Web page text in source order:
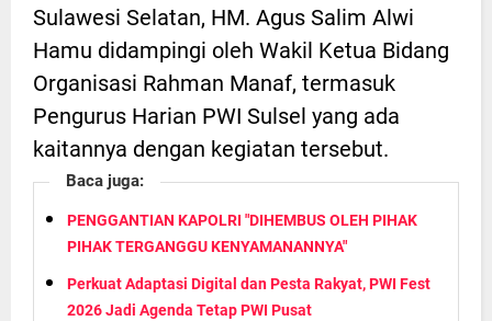
Sulawesi Selatan, HM. Agus Salim Alwi
Hamu didampingi oleh Wakil Ketua Bidang
Organisasi Rahman Manaf, termasuk
Pengurus Harian PWI Sulsel yang ada
kaitannya dengan kegiatan tersebut.
Baca juga:
PENGGANTIAN KAPOLRI "DIHEMBUS OLEH PIHAK
PIHAK TERGANGGU KENYAMANANNYA"
Perkuat Adaptasi Digital dan Pesta Rakyat, PWI Fest
2026 Jadi Agenda Tetap PWI Pusat